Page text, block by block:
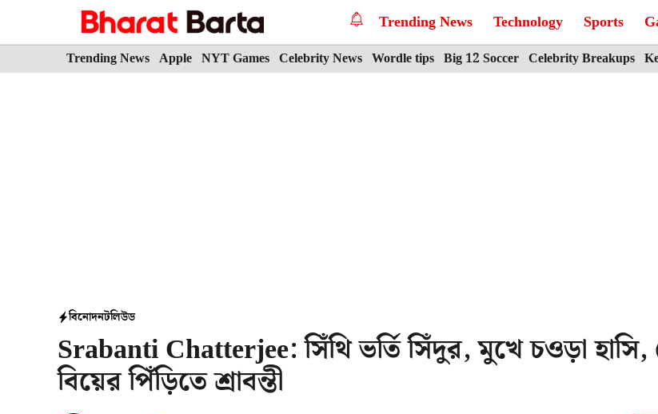
Trending News Technology Sports
Trending News Apple NYT Games Celebrity News Wordle tips Big 12 Soccer Celebrity Breakups
বিনোদনটলিউড
Srabanti Chatterjee: সিঁথি ভর্তি সিঁদুর, মুখে চওড়া
বিয়ের পিঁড়িতে শ্রাবন্তী